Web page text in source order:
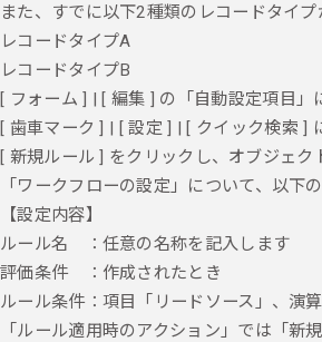
また、すでに以下2種類のレコードタイ
レコードタイプA
レコードタイプB
[ フォーム ] | [ 編集 ] の「自動設定項目
[ 歯車マーク ] | [ 設定 ] | [ クイック検索 ]
[ 新規ルール ] をクリックし、オブジェ
「ワークフローの設定」について、以
【設定内容】
ルール名 ：任意の名称を記入します
評価条件 ：作成されたとき
ルール条件：項目「リードソース」、演
「ルール適用時のアクション」では「